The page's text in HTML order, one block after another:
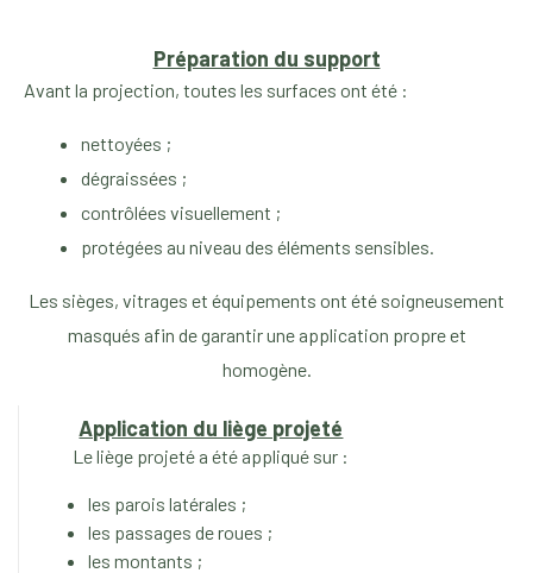
Préparation du support
Avant la projection, toutes les surfaces ont été :
nettoyées ;
dégraissées ;
contrôlées visuellement ;
protégées au niveau des éléments sensibles.
Les sièges, vitrages et équipements ont été soigneusement
masqués afin de garantir une application propre et
homogène.
Application du liège projeté
Le liège projeté a été appliqué sur :
les parois latérales ;
les passages de roues ;
les montants ;